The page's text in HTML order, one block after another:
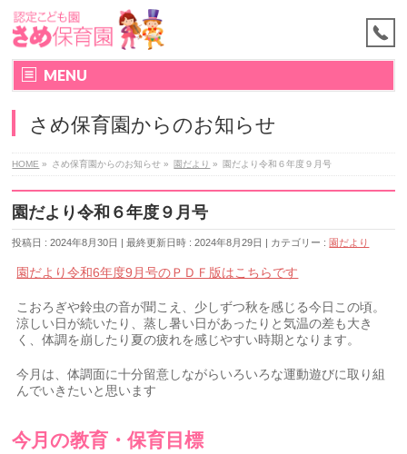
MENU
さめ保育園からのお知らせ
HOME » さめ保育園からのお知らせ » 園だより » 園だより令和６年度９月号
園だより令和６年度９月号
投稿日 : 2024年8月30日 最終更新日時 : 2024年8月29日 カテゴリー : 園だより
園だより令和6年度9月号のＰＤＦ版はこちらです
こおろぎや鈴虫の音が聞こえ、少しずつ秋を感じる今日この頃。
涼しい日が続いたり、蒸し暑い日があったりと気温の差も大き
く、体調を崩したり夏の疲れを感じやすい時期となります。
今月は、体調面に十分留意しながらいろいろな運動遊びに取り組
んでいきたいと思います
今月の教育・保育目標